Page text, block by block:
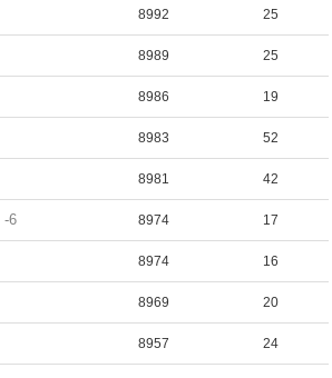
8992 25
8989 25
8986 19
8983 52
8981 42
-6 8974 17
8974 16
8969 20
8957 24